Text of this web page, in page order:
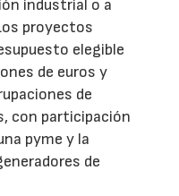
industrial o a
proyectos
elegible
de euros y
de
con participación
pyme y la
de